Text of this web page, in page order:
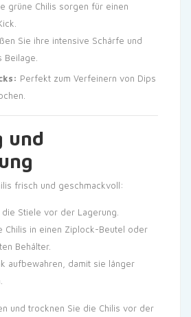
grüne Chilis sorgen für einen
Sie ihre intensive Schärfe und
Beilage.
Perfekt zum Verfeinern von Dips
und
frisch und geschmackvoll:
die Stiele vor der Lagerung.
Chilis in einen Ziplock-Beutel oder
Behälter.
aufbewahren, damit sie länger
und trocknen Sie die Chilis vor der